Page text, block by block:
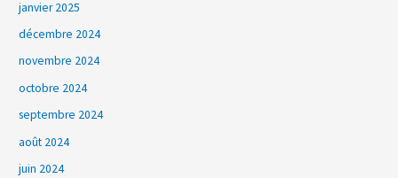
janvier 2025
décembre 2024
novembre 2024
octobre 2024
septembre 2024
août 2024
juin 2024